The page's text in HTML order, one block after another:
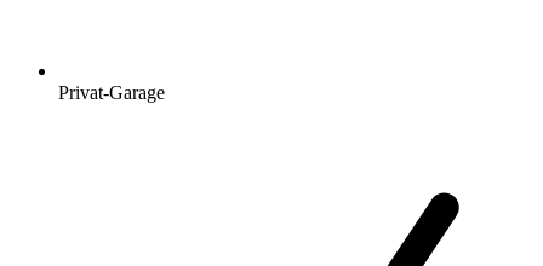
Privat-Garage